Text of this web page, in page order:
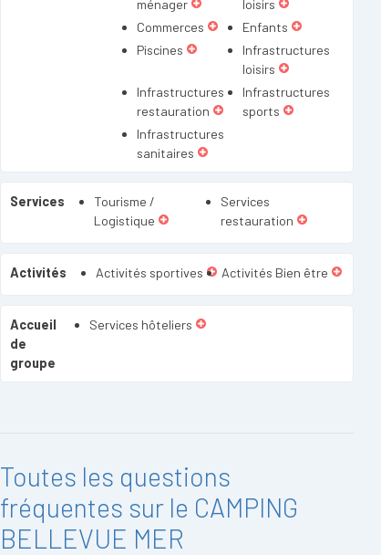
ménager
loisirs
Commerces
Enfants
Piscines
Infrastructures
loisirs
Infrastructures
restauration
Infrastructures
sports
Infrastructures
sanitaires
Services
Tourisme /
Logistique
Services
restauration
Activités Activités sportives Activités Bien être
Accueil
de
groupe
Services hôteliers
Toutes les questions
fréquentes sur le CAMPING
BELLEVUE MER